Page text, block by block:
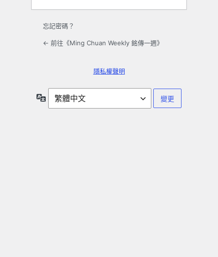
忘記密碼？
← 前往《Ming Chuan Weekly 銘傳一週》
隱私權聲明
言